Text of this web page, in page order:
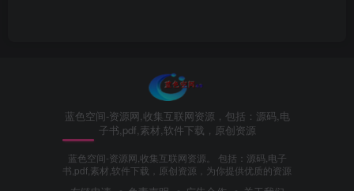
蓝色空间-资源网,收集互联网资源，包括：源码,电
子书,pdf,素材,软件下载，原创资源
蓝色空间-资源网,收集互联网资源。 包括：源码,电子
书,pdf,素材,软件下载，原创资源，为你提供优质的资源